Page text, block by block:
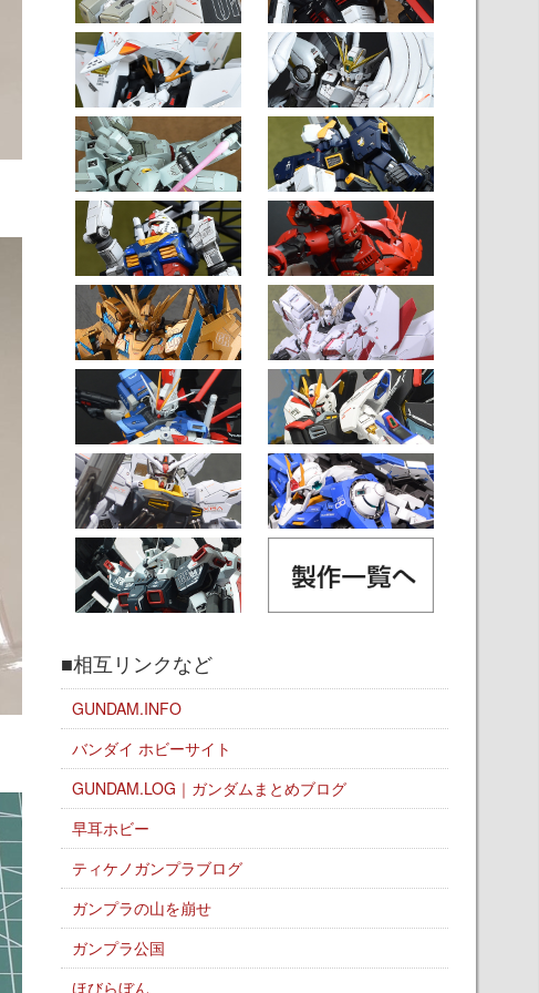
■相互リンクなど
GUNDAM.INFO
バンダイ ホビーサイト
GUNDAM.LOG｜ガンダムまとめブログ
早耳ホビー
ティケノガンプラブログ
ガンプラの山を崩せ
ガンプラ公国
ほびらぼん